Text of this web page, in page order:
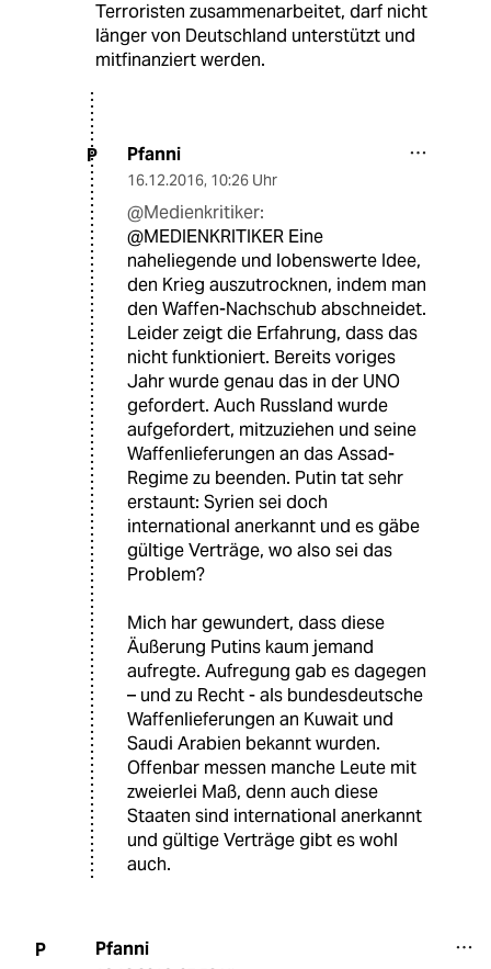
Terroristen zusammenarbeitet, darf nicht
länger von Deutschland unterstützt und
mitfinanziert werden.
P Pfanni
16.12.2016, 10:26 Uhr
@Medienkritiker:
@MEDIENKRITIKER Eine
naheliegende und lobenswerte Idee,
den Krieg auszutrocknen, indem man
den Waffen-Nachschub abschneidet.
Leider zeigt die Erfahrung, dass das
nicht funktioniert. Bereits voriges
Jahr wurde genau das in der UNO
gefordert. Auch Russland wurde
aufgefordert, mitzuziehen und seine
Waffenlieferungen an das Assad-
Regime zu beenden. Putin tat sehr
erstaunt: Syrien sei doch
international anerkannt und es gäbe
gültige Verträge, wo also sei das
Problem?
Mich har gewundert, dass diese
Äußerung Putins kaum jemand
aufregte. Aufregung gab es dagegen
– und zu Recht - als bundesdeutsche
Waffenlieferungen an Kuwait und
Saudi Arabien bekannt wurden.
Offenbar messen manche Leute mit
zweierlei Maß, denn auch diese
Staaten sind international anerkannt
und gültige Verträge gibt es wohl
auch.
P Pfanni